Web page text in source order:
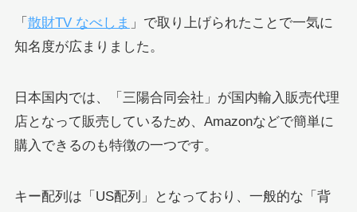
「 散財TV なべしま 」で取り上げられたことで一気に
知名度が広まりました。
日本国内では、「三陽合同会社」が国内輸入販売代理
店となって販売しているため、Amazonなどで簡単に
購入できるのも特徴の一つです。
キー配列は「US配列」となっており、一般的な「背